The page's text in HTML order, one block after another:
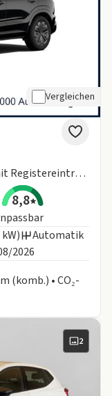
Vergleichen
Evolution 150💥Gewerbedeal – nur mit Registereintrag ✅💥+ Ganzjahresreifen & Sitzheizung💥
8,8
Automatik
2026
(komb.) • CO₂-
2